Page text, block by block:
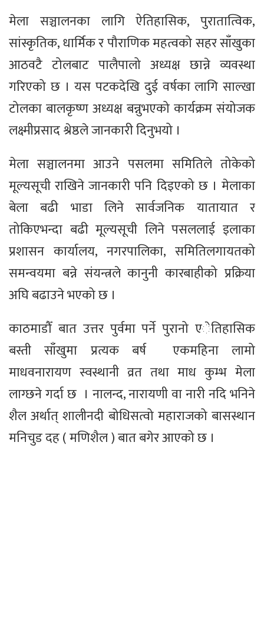
मेला सञ्चालनका लागि ऐतिहासिक, पुरातात्विक,
सांस्कृतिक, धार्मिक र पौराणिक महत्वको सहर साँखुका
आठवटै टोलबाट पालैपालो अध्यक्ष छान्ने व्यवस्था
गरिएको छ । यस पटकदेखि दुई वर्षका लागि साल्खा
टोलका बालकृष्ण अध्यक्ष बन्नुभएको कार्यक्रम संयोजक
लक्ष्मीप्रसाद श्रेष्ठले जानकारी दिनुभयो ।
मेला सञ्चालनमा आउने पसलमा समितिले तोकेको
मूल्यसूची राखिने जानकारी पनि दिइएको छ । मेलाका
बेला बढी भाडा लिने सार्वजनिक यातायात र
तोकिएभन्दा बढी मूल्यसूची लिने पसललाई इलाका
प्रशासन कार्यालय, नगरपालिका, समितिलगायतको
समन्वयमा बन्ने संयन्त्रले कानुनी कारबाहीको प्रक्रिया
अघि बढाउने भएको छ ।
काठमाडौँ बात उत्तर पुर्वमा पर्ने पुरानो एेतिहासिक
बस्ती साँखुमा प्रत्यक बर्ष एकमहिना लामो
माधवनारायण स्वस्थानी व्रत तथा माध कुम्भ मेला
लाग्छने गर्दा छ । नालन्द, नारायणी वा नारी नदि भनिने
शैल अर्थात् शालीनदी बोधिसत्वो महाराजको बासस्थान
मनिचुड दह ( मणिशैल ) बात बगेर आएको छ ।